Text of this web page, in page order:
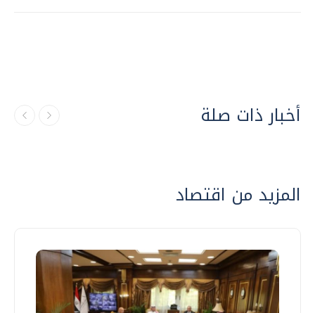
أخبار ذات صلة
المزيد من اقتصاد